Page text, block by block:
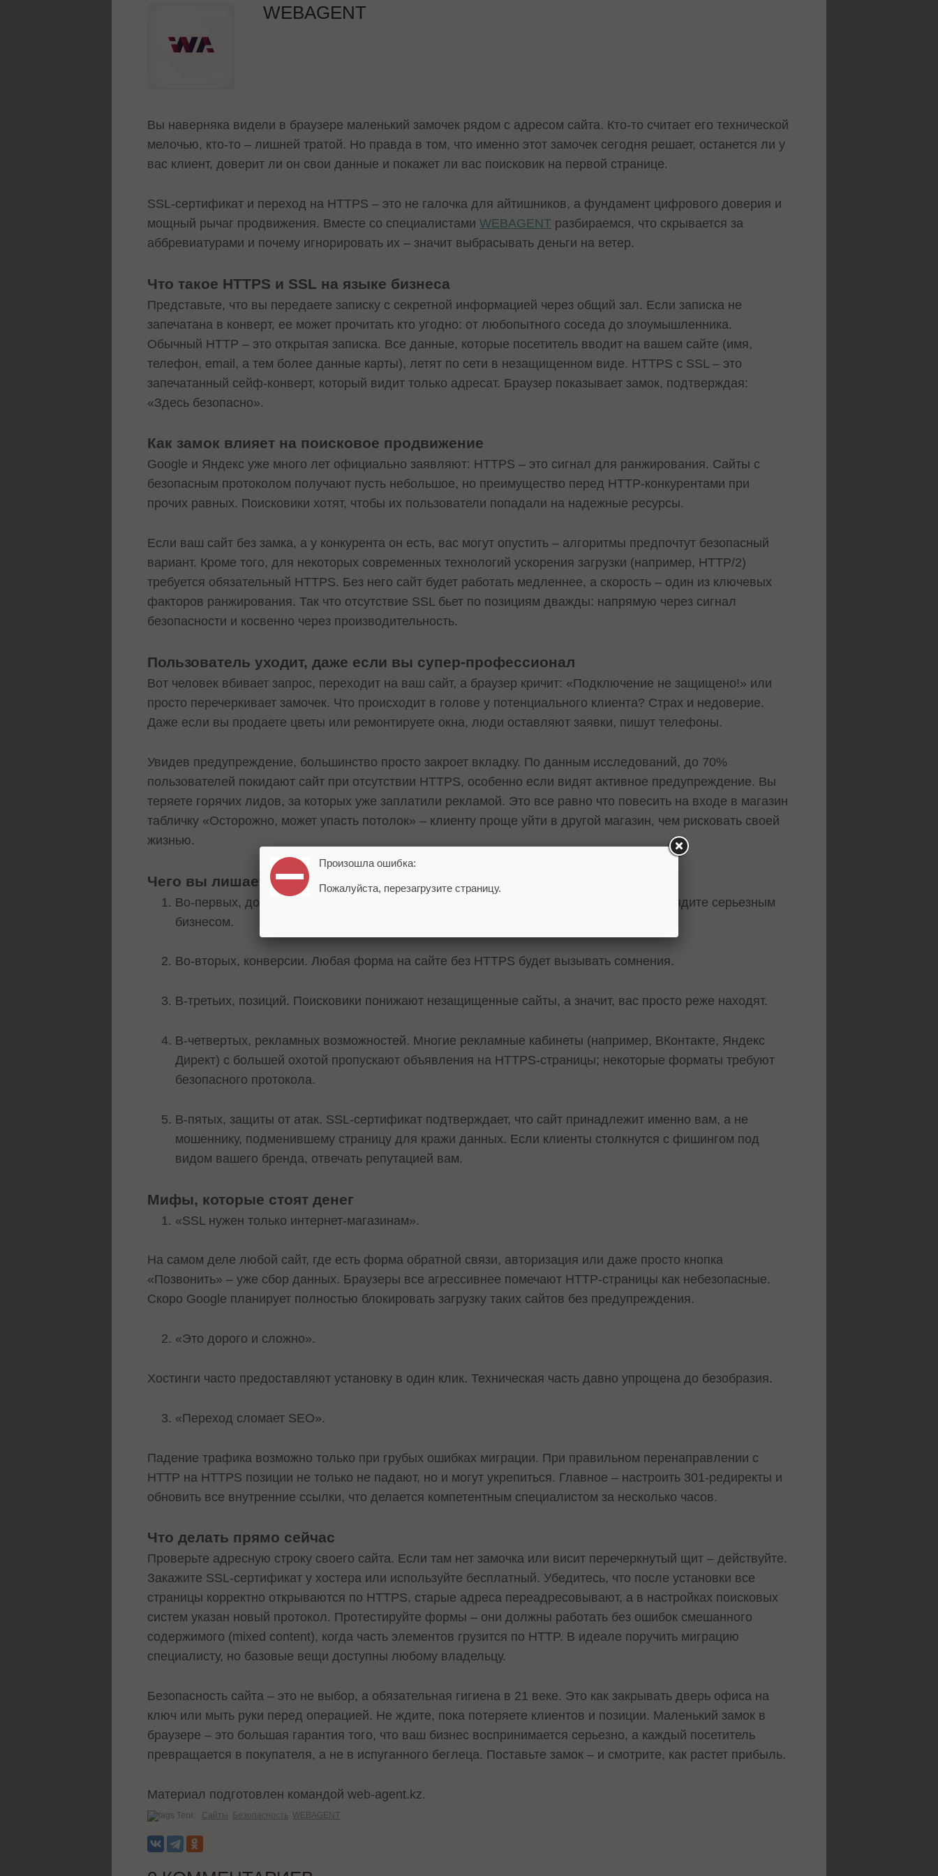
WEBAGENT
Вы наверняка видели в браузере маленький замочек рядом с адресом сайта. Кто-то считает его технической
мелочью, кто-то – лишней тратой. Но правда в том, что именно этот замочек сегодня решает, останется ли у
вас клиент, доверит ли он свои данные и покажет ли вас поисковик на первой странице.
SSL-сертификат и переход на HTTPS – это не галочка для айтишников, а фундамент цифрового доверия и
мощный рычаг продвижения. Вместе со специалистамиWEBAGENT разбираемся, что скрывается за
аббревиатурами и почему игнорировать их – значит выбрасывать деньги на ветер.
Что такое HTTPS и SSL на языке бизнеса
Представьте, что вы передаете записку с секретной информацией через общий зал. Если записка не
запечатана в конверт, ее может прочитать кто угодно: от любопытного соседа до злоумышленника.
Обычный HTTP – это открытая записка. Все данные, которые посетитель вводит на вашем сайте (имя,
телефон, email, а тем более данные карты), летят по сети в незащищенном виде. HTTPS с SSL – это
запечатанный сейф-конверт, который видит только адресат. Браузер показывает замок, подтверждая:
«Здесь безопасно».
Как замок влияет на поисковое продвижение
Google и Яндекс уже много лет официально заявляют: HTTPS – это сигнал для ранжирования. Сайты с
безопасным протоколом получают пусть небольшое, но преимущество перед HTTP-конкурентами при
прочих равных. Поисковики хотят, чтобы их пользователи попадали на надежные ресурсы.
Если ваш сайт без замка, а у конкурента он есть, вас могут опустить – алгоритмы предпочтут безопасный
вариант. Кроме того, для некоторых современных технологий ускорения загрузки (например, HTTP/2)
требуется обязательный HTTPS. Без него сайт будет работать медленнее, а скорость – один из ключевых
факторов ранжирования. Так что отсутствие SSL бьет по позициям дважды: напрямую через сигнал
безопасности и косвенно через производительность.
Пользователь уходит, даже если вы супер-профессионал
Вот человек вбивает запрос, переходит на ваш сайт, а браузер кричит: «Подключение не защищено!» или
просто перечеркивает замочек. Что происходит в голове у потенциального клиента? Страх и недоверие.
Даже если вы продаете цветы или ремонтируете окна, люди оставляют заявки, пишут телефоны.
Увидев предупреждение, большинство просто закроет вкладку. По данным исследований, до 70%
пользователей покидают сайт при отсутствии HTTPS, особенно если видят активное предупреждение. Вы
теряете горячих лидов, за которых уже заплатили рекламой. Это все равно что повесить на входе в магазин
табличку «Осторожно, может упасть потолок» – клиенту проще уйти в другой магазин, чем рисковать своей
жизнью.
Чего вы лишаетесь, отказываясь от SSL
Во-первых, доверия. Замок – это цифровая печать репутации, и без него вы не выглядите серьезным
бизнесом.
Во-вторых, конверсии. Любая форма на сайте без HTTPS будет вызывать сомнения.
В-третьих, позиций. Поисковики понижают незащищенные сайты, а значит, вас просто реже находят.
В-четвертых, рекламных возможностей. Многие рекламные кабинеты (например, ВКонтакте, Яндекс
Директ) с большей охотой пропускают объявления на HTTPS-страницы; некоторые форматы требуют
безопасного протокола.
В-пятых, защиты от атак. SSL-сертификат подтверждает, что сайт принадлежит именно вам, а не
мошеннику, подменившему страницу для кражи данных. Если клиенты столкнутся с фишингом под
видом вашего бренда, отвечать репутацией вам.
Мифы, которые стоят денег
«SSL нужен только интернет-магазинам».
На самом деле любой сайт, где есть форма обратной связи, авторизация или даже просто кнопка
«Позвонить» – уже сбор данных. Браузеры все агрессивнее помечают HTTP-страницы как небезопасные.
Скоро Google планирует полностью блокировать загрузку таких сайтов без предупреждения.
«Это дорого и сложно».
Хостинги часто предоставляют установку в один клик. Техническая часть давно упрощена до безобразия.
«Переход сломает SEO».
Падение трафика возможно только при грубых ошибках миграции. При правильном перенаправлении с
HTTP на HTTPS позиции не только не падают, но и могут укрепиться. Главное – настроить 301-редиректы и
обновить все внутренние ссылки, что делается компетентным специалистом за несколько часов.
Что делать прямо сейчас
Проверьте адресную строку своего сайта. Если там нет замочка или висит перечеркнутый щит – действуйте.
Закажите SSL-сертификат у хостера или используйте бесплатный. Убедитесь, что после установки все
страницы корректно открываются по HTTPS, старые адреса переадресовывают, а в настройках поисковых
систем указан новый протокол. Протестируйте формы – они должны работать без ошибок смешанного
содержимого (mixed content), когда часть элементов грузится по HTTP. В идеале поручить миграцию
специалисту, но базовые вещи доступны любому владельцу.
Безопасность сайта – это не выбор, а обязательная гигиена в 21 веке. Это как закрывать дверь офиса на
ключ или мыть руки перед операцией. Не ждите, пока потеряете клиентов и позиции. Маленький замок в
браузере – это большая гарантия того, что ваш бизнес воспринимается серьезно, а каждый посетитель
превращается в покупателя, а не в испуганного беглеца. Поставьте замок – и смотрите, как растет прибыль.
Материал подготовлен командой web-agent.kz.
Теги: Сайты Безопасность WEBAGENT
Произошла ошибка:
Пожалуйста, перезагрузите страницу.